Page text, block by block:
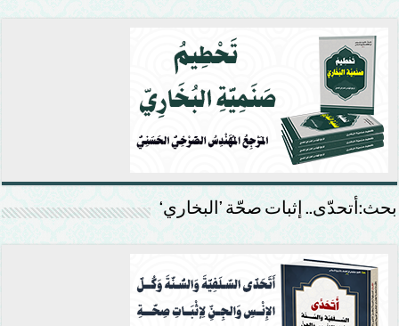
بحث:أتحدّى.. إثبات صحّة ’البخاري‘